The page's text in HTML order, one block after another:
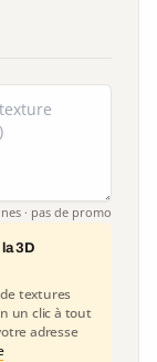
· pas de promo
3D
textures
un clic à tout
adresse